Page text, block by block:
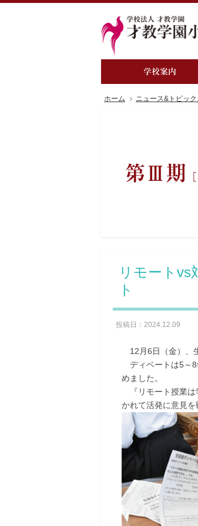
学校案内
ホーム ニュース&トピック
第Ⅲ期
リモートvs
ト
投稿日：2024.12.09
12月6日（金）、
ディベートは5～8
めました。
『リモート授業は
かれて活発に意見を